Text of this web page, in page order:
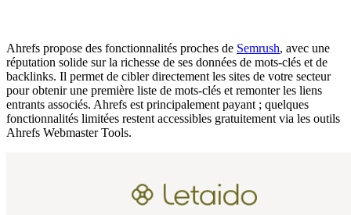
Ahrefs propose des fonctionnalités proches de Semrush, avec une
réputation solide sur la richesse de ses données de mots-clés et de
backlinks. Il permet de cibler directement les sites de votre secteur
pour obtenir une première liste de mots-clés et remonter les liens
entrants associés. Ahrefs est principalement payant ; quelques
fonctionnalités limitées restent accessibles gratuitement via les outils
Ahrefs Webmaster Tools.